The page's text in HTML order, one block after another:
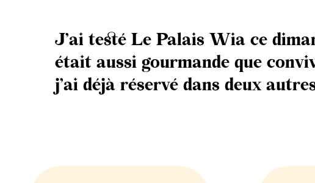
J’ai testé Le Palais Wia ce
était aussi gourmande que
j’ai déjà réservé dans deux